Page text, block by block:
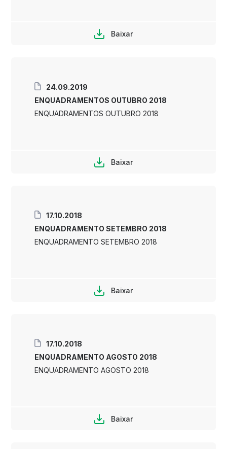
Baixar
24.09.2019
ENQUADRAMENTOS OUTUBRO 2018
ENQUADRAMENTOS OUTUBRO 2018
Baixar
17.10.2018
ENQUADRAMENTO SETEMBRO 2018
ENQUADRAMENTO SETEMBRO 2018
Baixar
17.10.2018
ENQUADRAMENTO AGOSTO 2018
ENQUADRAMENTO AGOSTO 2018
Baixar